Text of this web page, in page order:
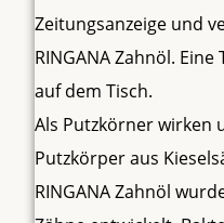
Als Putzkörner wirken
Putzkörper aus
RINGANA Zahnöl